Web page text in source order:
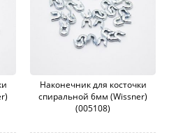
Наконечник для косточки
спиральной 6мм (Wissner)
(005108)